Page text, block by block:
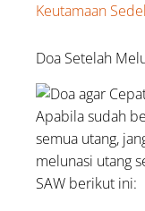
Keutamaan
Doa Setelah
Apabila sudah
semua utang,
melunasi utang
SAW berikut ini: